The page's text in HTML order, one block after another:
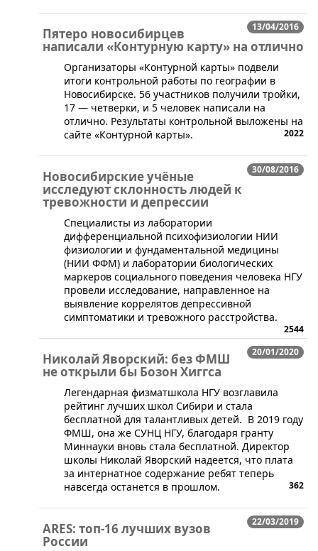
13/04/2016
Пятеро новосибирцев
написали «Контурную карту» на отлично
Организаторы «Контурной карты» подвели
итоги контрольной работы по географии в
Новосибирске. 56 участников получили тройки,
17 — четверки, и 5 человек написали на
отлично. Результаты контрольной выложены на
сайте «Контурной карты».
2022
30/08/2016
Новосибирские учёные
исследуют склонность людей к
тревожности и депрессии
​Специалисты из лаборатории
дифференциальной психофизиологии НИИ
физиологии и фундаментальной медицины
(НИИ ФФМ) и лаборатории биологических
маркеров социального поведения человека НГУ
провели исследование, направленное на
выявление коррелятов депрессивной
симптоматики и тревожного расстройства.
2544
20/01/2020
Николай Яворский: без ФМШ
не открыли бы Бозон Хиггса
​Легендарная физматшкола НГУ возглавила
рейтинг лучших школ Сибири и стала
бесплатной для талантливых детей. В 2019 году
ФМШ, она же СУНЦ НГУ, благодаря гранту
Миннауки вновь стала бесплатной. Директор
школы Николай Яворский надеется, что плата
за интернатное содержание ребят теперь
навсегда останется в прошлом.
362
22/03/2019
ARES: топ-16 лучших вузов
России